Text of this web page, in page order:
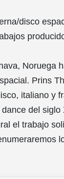
disco
Noruega
Prins
italiano y
del siglo
el trabajo